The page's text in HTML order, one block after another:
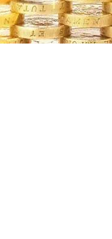
4651.31 -6.85 -